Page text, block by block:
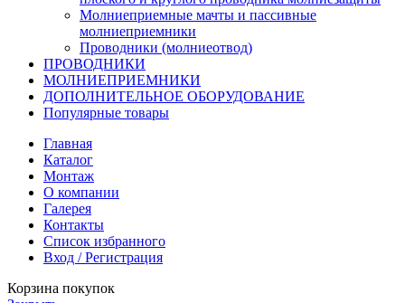
Молниеприемные мачты и пассивные
молниеприемники
Проводники (молниеотвод)
ПРОВОДНИКИ
МОЛНИЕПРИЕМНИКИ
ДОПОЛНИТЕЛЬНОЕ ОБОРУДОВАНИЕ
Популярные товары
Главная
Каталог
Монтаж
О компании
Галерея
Контакты
Список избранного
Вход / Регистрация
Корзина покупок